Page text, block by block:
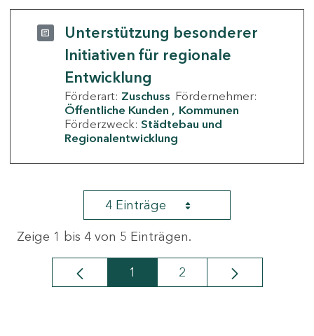
Unterstützung besonderer
Initiativen für regionale
Entwicklung
Förderart: Zuschuss Fördernehmer:
Öffentliche Kunden
Kommunen
Förderzweck: Städtebau und
Regionalentwicklung
4 Einträge
Zeige 1 bis 4 von 5 Einträgen.
Seite
1 Seite
2